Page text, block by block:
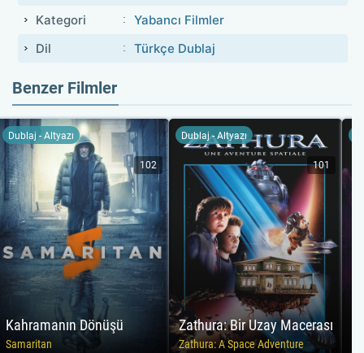
Kategori
Yabancı Filmler
Dil
Türkçe Dublaj
Benzer Filmler
Kahramanın Dönüşü
Samaritan
Dublaj - Altyazı
102
Zathura: Bir Uzay Macerası
Zathura: A Space Adventure
Dublaj - Altyazı
101